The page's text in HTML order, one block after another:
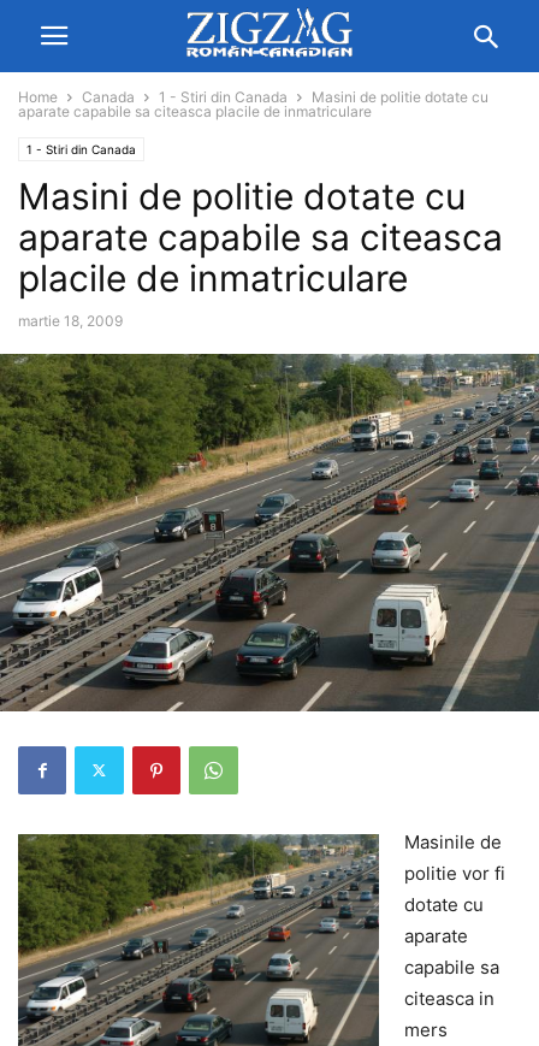
Home Canada 1 - Stiri din Canada
Masini de politie dotate cu
aparate capabile sa citeasca placile de inmatriculare
1 - Stiri din Canada
Masini de politie dotate cu
aparate capabile sa citeasca
placile de inmatriculare
martie 18, 2009
Masinile de
politie vor fi
dotate cu
aparate
capabile sa
citeasca in
mers